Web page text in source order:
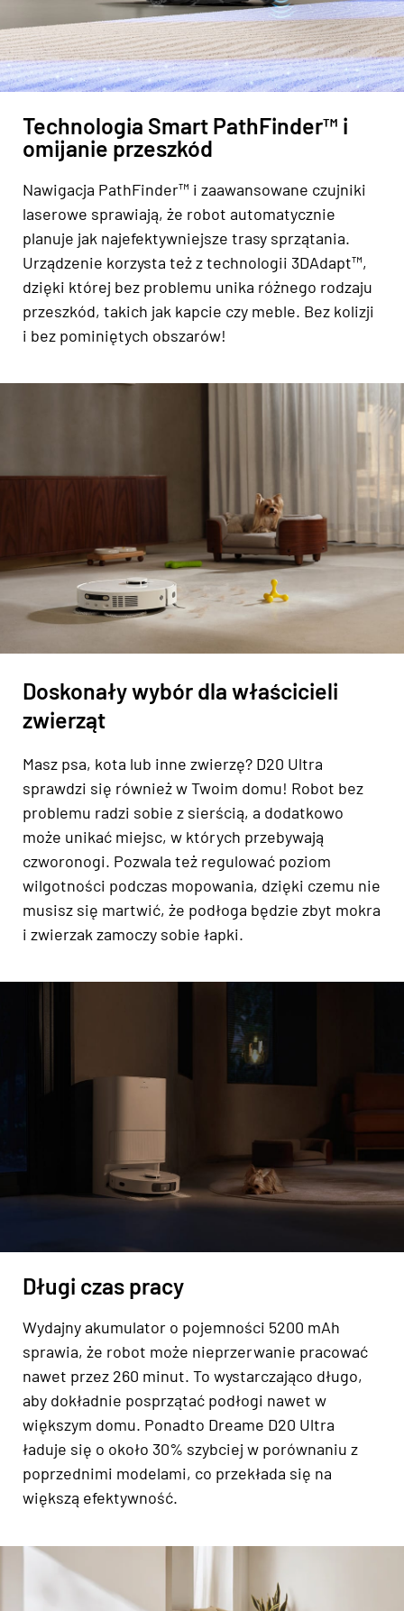
Technologia Smart PathFinder™ i
omijanie przeszkód
Nawigacja PathFinder™ i zaawansowane czujniki
laserowe sprawiają, że robot automatycznie
planuje jak najefektywniejsze trasy sprzątania.
Urządzenie korzysta też z technologii 3DAdapt™,
dzięki której bez problemu unika różnego rodzaju
przeszkód, takich jak kapcie czy meble. Bez kolizji
i bez pominiętych obszarów!
Doskonały wybór dla właścicieli
zwierząt
Masz psa, kota lub inne zwierzę? D20 Ultra
sprawdzi się również w Twoim domu! Robot bez
problemu radzi sobie z sierścią, a dodatkowo
może unikać miejsc, w których przebywają
czworonogi. Pozwala też regulować poziom
wilgotności podczas mopowania, dzięki czemu nie
musisz się martwić, że podłoga będzie zbyt mokra
i zwierzak zamoczy sobie łapki.
Długi czas pracy
Wydajny akumulator o pojemności 5200 mAh
sprawia, że robot może nieprzerwanie pracować
nawet przez 260 minut. To wystarczająco długo,
aby dokładnie posprzątać podłogi nawet w
większym domu. Ponadto Dreame D20 Ultra
ładuje się o około 30% szybciej w porównaniu z
poprzednimi modelami, co przekłada się na
większą efektywność.